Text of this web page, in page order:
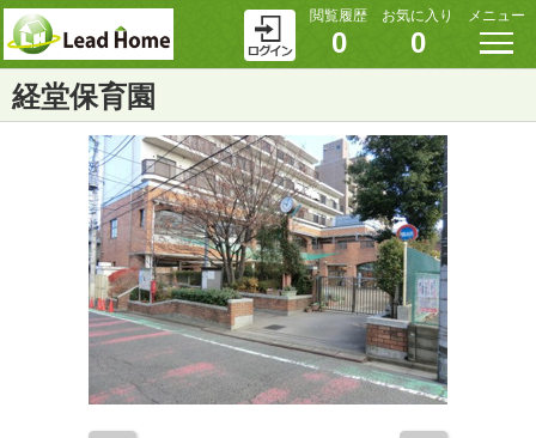
閲覧履歴
0
お気に入り
0
メニュー
経堂保育園